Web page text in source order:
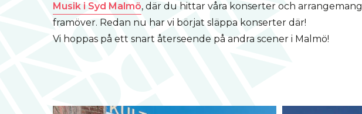
Musik i Syd Malmö, där du hittar våra konserter och arrangemang
framöver. Redan nu har vi börjat släppa konserter där!
Vi hoppas på ett snart återseende på andra scener i Malmö!